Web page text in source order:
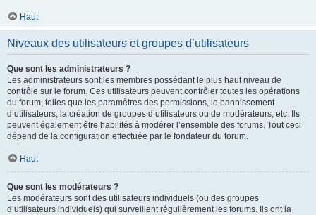
Haut
Niveaux des utilisateurs et groupes d’utilisateurs
Que sont les administrateurs ?
Les administrateurs sont les membres possédant le plus haut niveau de
contrôle sur le forum. Ces utilisateurs peuvent contrôler toutes les opérations
du forum, telles que les paramètres des permissions, le bannissement
d’utilisateurs, la création de groupes d’utilisateurs ou de modérateurs, etc. Ils
peuvent également être habilités à modérer l’ensemble des forums. Tout ceci
dépend de la configuration effectuée par le fondateur du forum.
Haut
Que sont les modérateurs ?
Les modérateurs sont des utilisateurs individuels (ou des groupes
d’utilisateurs individuels) qui surveillent régulièrement les forums. Ils ont la